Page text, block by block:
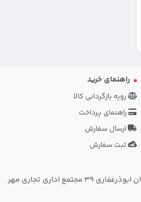
راهنمای خرید
رویه بازگردانی کالا
راهنمای پرداخت
ارسال سفارش
ثبت سفارش
نشانی: مشهد بلوار احمدآباد خیابان ابوذرغفاری 39 مجتمع اداری تجاری مهر